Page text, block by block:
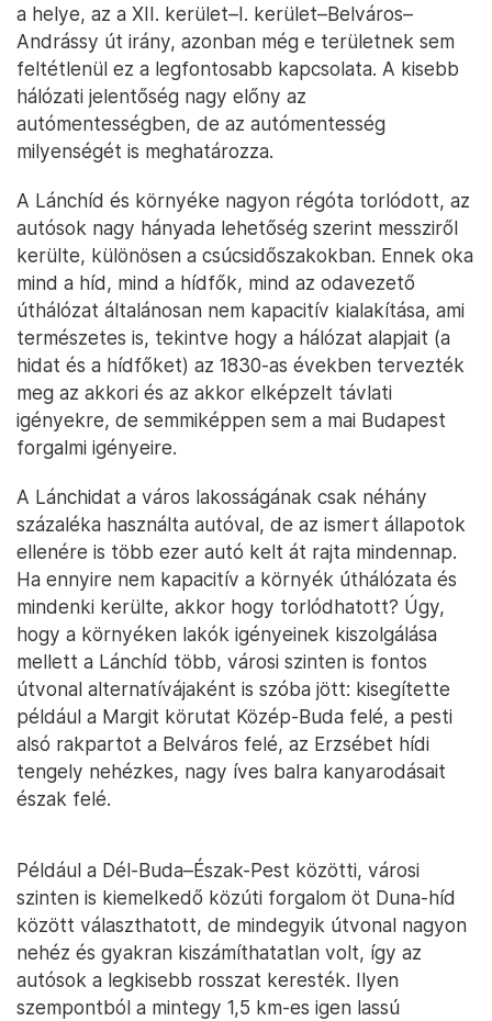
a helye, az a XII. kerület–I. kerület–Belváros–
Andrássy út irány, azonban még e területnek sem
feltétlenül ez a legfontosabb kapcsolata. A kisebb
hálózati jelentőség nagy előny az
autómentességben, de az autómentesség
milyenségét is meghatározza.
A Lánchíd és környéke nagyon régóta torlódott, az
autósok nagy hányada lehetőség szerint messziről
kerülte, különösen a csúcsidőszakokban. Ennek oka
mind a híd, mind a hídfők, mind az odavezető
úthálózat általánosan nem kapacitív kialakítása, ami
természetes is, tekintve hogy a hálózat alapjait (a
hidat és a hídfőket) az 1830-as években tervezték
meg az akkori és az akkor elképzelt távlati
igényekre, de semmiképpen sem a mai Budapest
forgalmi igényeire.
A Lánchidat a város lakosságának csak néhány
százaléka használta autóval, de az ismert állapotok
ellenére is több ezer autó kelt át rajta mindennap.
Ha ennyire nem kapacitív a környék úthálózata és
mindenki kerülte, akkor hogy torlódhatott? Úgy,
hogy a környéken lakók igényeinek kiszolgálása
mellett a Lánchíd több, városi szinten is fontos
útvonal alternatívájaként is szóba jött: kisegítette
például a Margit körutat Közép-Buda felé, a pesti
alsó rakpartot a Belváros felé, az Erzsébet hídi
tengely nehézkes, nagy íves balra kanyarodásait
észak felé.
Például a Dél-Buda–Észak-Pest közötti, városi
szinten is kiemelkedő közúti forgalom öt Duna-híd
között választhatott, de mindegyik útvonal nagyon
nehéz és gyakran kiszámíthatatlan volt, így az
autósok a legkisebb rosszat keresték. Ilyen
szempontból a mintegy 1,5 km-es igen lassú